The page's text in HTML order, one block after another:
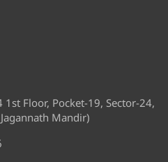
Floor, Pocket-19, Sector-24,
Mandir)